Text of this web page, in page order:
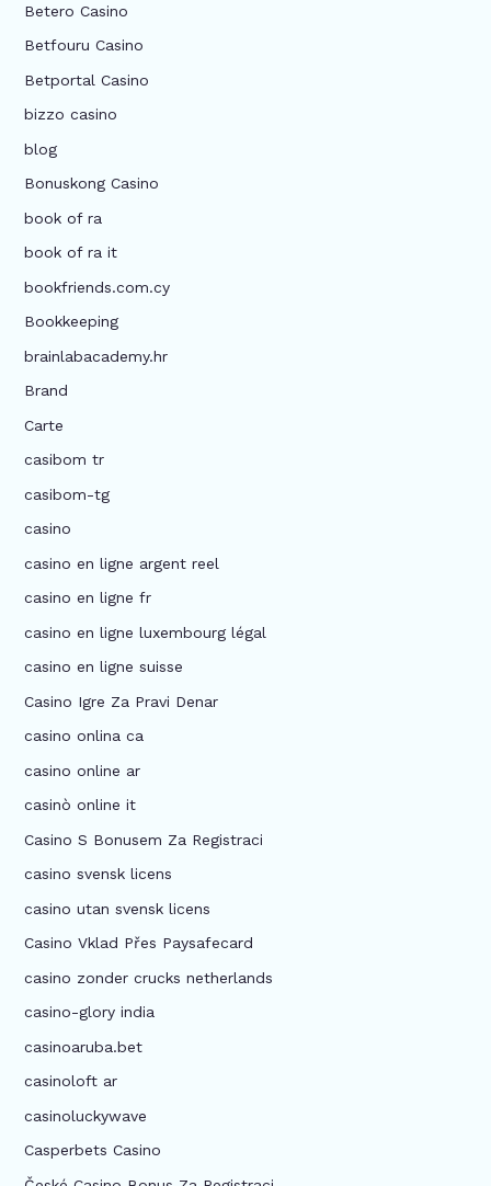
Betero Casino
Betfouru Casino
Betportal Casino
bizzo casino
blog
Bonuskong Casino
book of ra
book of ra it
bookfriends.com.cy
Bookkeeping
brainlabacademy.hr
Brand
Carte
casibom tr
casibom-tg
casino
casino en ligne argent reel
casino en ligne fr
casino en ligne luxembourg légal
casino en ligne suisse
Casino Igre Za Pravi Denar
casino onlina ca
casino online ar
casinò online it
Casino S Bonusem Za Registraci
casino svensk licens
casino utan svensk licens
Casino Vklad Přes Paysafecard
casino zonder crucks netherlands
casino-glory india
casinoaruba.bet
casinoloft ar
casinoluckywave
Casperbets Casino